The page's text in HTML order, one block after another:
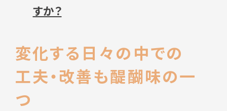
すか？
変化する日々の中での
工夫・改善も醍醐味の一
つ